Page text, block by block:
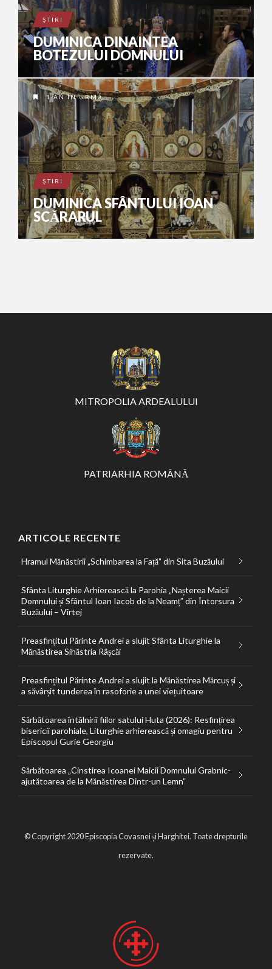
ŞTIRI
DUMINICA DINAINTEA
BOTEZULUI DOMNULUI
1 AN ÎN URMĂ
ŞTIRI
DUMINICA SFÂNTULUI IOAN
SCĂRARUL
MITROPOLIA ARDEALULUI
PATRIARHIA ROMÂNĂ
ARTICOLE RECENTE
Hramul Mănăstirii „Schimbarea la Față” din Sita Buzăului
Sfânta Liturghie Arhierească la Parohia „Nașterea Maicii
Domnului și Sfântul Ioan Iacob de la Neamț” din Întorsura
Buzăului – Vîrtej
Preasfințitul Părinte Andrei a slujit Sfânta Liturghie la
Mănăstirea Sihăstria Râșcăi
Preasfințitul Părinte Andrei a slujit la Mănăstirea Mărcuș și
a săvârșit tunderea în rasoforie a unei viețuitoare
Sărbătoarea întâlnirii fiilor satului Huta (2026): Resfințirea
bisericii parohiale, Liturghie arhierească și omagiu pentru
Episcopul Gurie Georgiu
Sărbătoarea „Cinstirea Icoanei Maicii Domnului Grabnic-
ajutătoarea de la Mănăstirea Dintr-un Lemn”
© Copyright 2020 Episcopia Covasnei și Harghitei. Toate drepturile
rezervate.